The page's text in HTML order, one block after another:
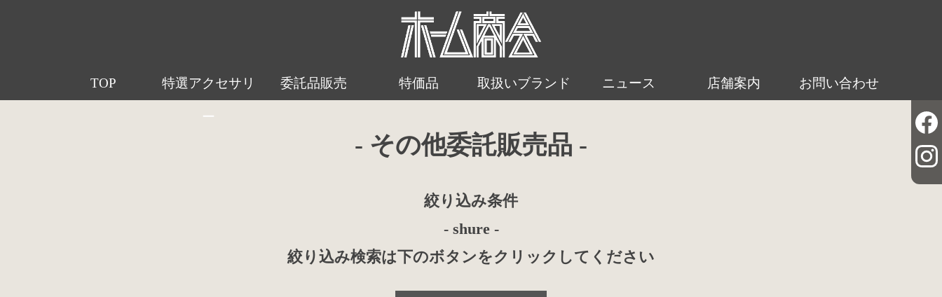
TOP 特選アクセサリ
ー
委託品販売 特価品 取扱いブランド ニュース 店舗案内 お問い合わせ
- その他委託販売品 -
絞り込み条件
- shure -
絞り込み検索は下のボタンをクリックしてください